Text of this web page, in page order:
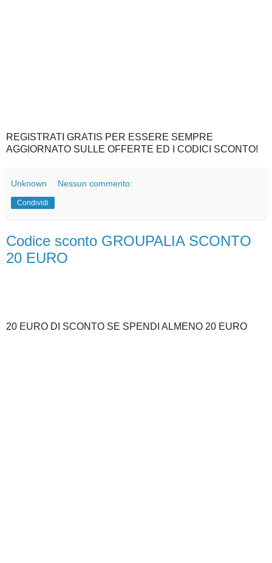
REGISTRATI GRATIS PER ESSERE SEMPRE
AGGIORNATO SULLE OFFERTE ED I CODICI SCONTO!
Unknown Nessun commento:
Condividi
Codice sconto GROUPALIA SCONTO
20 EURO
20 EURO DI SCONTO SE SPENDI ALMENO 20 EURO